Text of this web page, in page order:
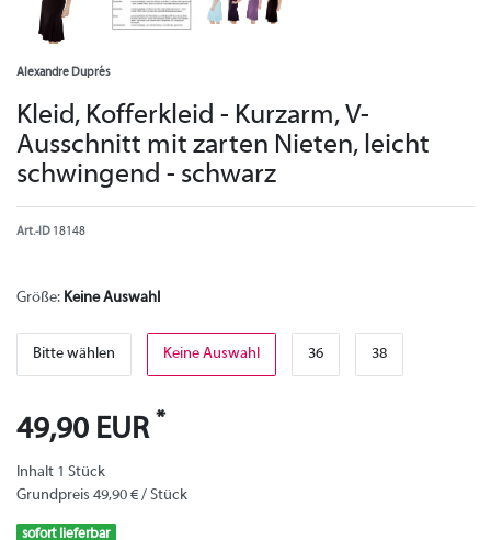
Alexandre Duprés
Kleid, Kofferkleid - Kurzarm, V-
Ausschnitt mit zarten Nieten, leicht
schwingend - schwarz
Art.-ID 18148
Größe: Keine Auswahl
Bitte wählen Keine Auswahl 36 38
49,90 EUR *
Inhalt 1 Stück
Grundpreis 49,90 € / Stück
sofort lieferbar